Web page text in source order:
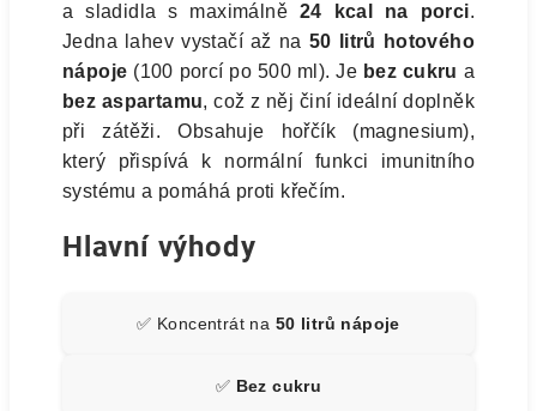
a sladidla s maximálně 24 kcal na porci.
Jedna lahev vystačí až na 50 litrů hotového
nápoje (100 porcí po 500 ml). Je bez cukru a
bez aspartamu, což z něj činí ideální doplněk
při zátěži. Obsahuje hořčík (magnesium),
který přispívá k normální funkci imunitního
systému a pomáhá proti křečím.
Hlavní výhody
✅ Koncentrát na 50 litrů nápoje
✅ Bez cukru